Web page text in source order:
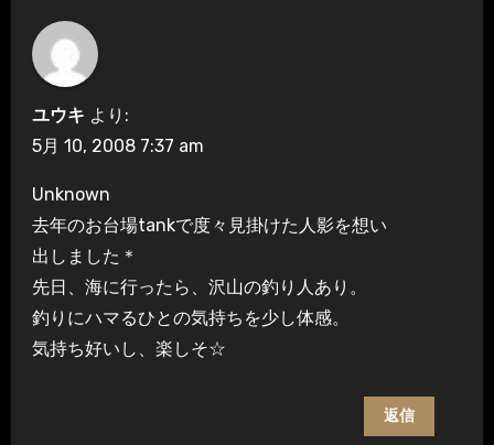
ユウキ より:
5月 10, 2008 7:37 am
Unknown
去年のお台場tankで度々見掛けた人影を想い
出しました＊
先日、海に行ったら、沢山の釣り人あり。
釣りにハマるひとの気持ちを少し体感。
気持ち好いし、楽しそ☆
返信